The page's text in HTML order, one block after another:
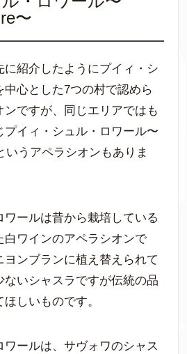
〜
に紹介したようにプイィ・シ
中心とした7つの村で認めら
ですが、同じエリアではも
プイィ・シュル・ロワール〜
いうアペラシオンもありま
ワールは昔から栽培している
白ワインのアペラシオンで
ンブランに植え替えられて
ないシャスラですが伝統の品
しいものです。
ワールは、サヴォワのシャス